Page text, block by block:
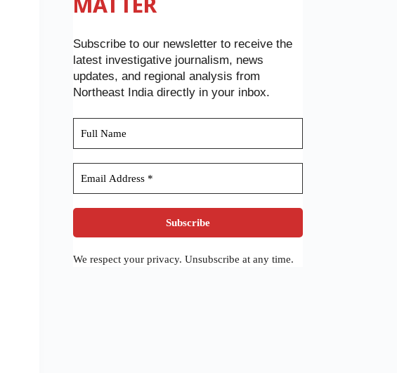
MATTER
Subscribe to our newsletter to receive the
latest investigative journalism, news
updates, and regional analysis from
Northeast India directly in your inbox.
We respect your privacy. Unsubscribe at any time.